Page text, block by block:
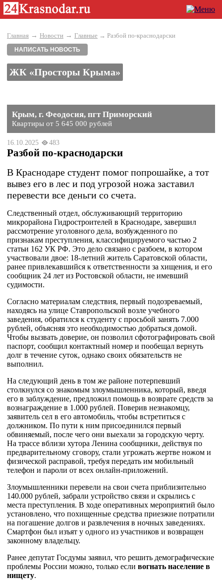
Главная → Новости → Главные → Разбой по-краснодарски
НАПИСАТЬ НОВОСТЬ
ЖК «Просторы Крыма»
Крым, г. Феодосия, пгт Приморский
Квартиры от 5 645 000 рублей
16.10.2025 483
Разбой по-краснодарски
В Краснодаре студент помог попрошайке, а тот
вывез его в лес и под угрозой ножа заставил
перевести все деньги со счета.
Следственный отдел, обслуживающий территорию
микрорайона Гидростроителей в Краснодаре, завершил
рассмотрение уголовного дела, возбужденного по
признакам преступления, классифицируемого частью 2
статьи 162 УК РФ. Это дело связано с разбоем, в котором
участвовали двое: 18-летний житель Саратовской области,
ранее привлекавшийся к ответственности за хищения, и его
сообщник 24 лет из Ростовской области, не имевший
судимости.
Согласно материалам следствия, первый подозреваемый,
находясь на улице Ставропольской возле учебного
заведения, обратился к студенту с просьбой занять 7.000
рублей, объясняя это необходимостью добраться домой.
Чтобы вызвать доверие, он позволил сфотографировать свой
паспорт, сообщил контактный номер и пообещал вернуть
долг в течение суток, однако своих обязательств не
выполнил.
На следующий день в том же районе потерпевший
столкнулся со знакомым злоумышленника, который, введя
его в заблуждение, предложил помощь в возврате средств за
вознаграждение в 1.000 рублей. Поверив незнакомцу,
заявитель сел в его автомобиль, чтобы встретиться с
должником. По пути к ним присоединился первый
обвиняемый, после чего они выехали за городскую черту.
На трассе вблизи хутора Ленина сообщники, действуя по
предварительному сговору, стали угрожать жертве ножом и
физической расправой, требуя передать им мобильный
телефон и пароли от всех онлайн-приложений.
Злоумышленники перевели на свои счета приблизительно
140.000 рублей, забрали устройство связи и скрылись с
места преступления. В ходе оперативных мероприятий было
установлено, что похищенные средства приезжие потратили
на погашение долгов и развлечения в ночных заведениях.
Смартфон был изъят у одного из участников и возвращен
законному владельцу.
Ранее депутат Госдумы заявил, что решить демографические
проблемы России можно, только если вогнать население в
нищету.